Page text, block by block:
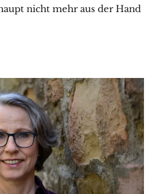
nicht mehr aus der Hand